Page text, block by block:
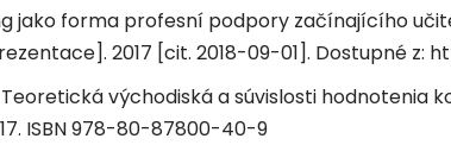
jako forma profesní podpory začínajícího
2017 [cit. 2018-09-01]. Dostupné z:
Teoretická východiská a súvislosti hodnotenia
ISBN 978-80-87800-40-9